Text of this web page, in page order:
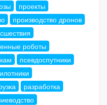
проекты
производство дронов
роботы
псевдоспутники
разработка